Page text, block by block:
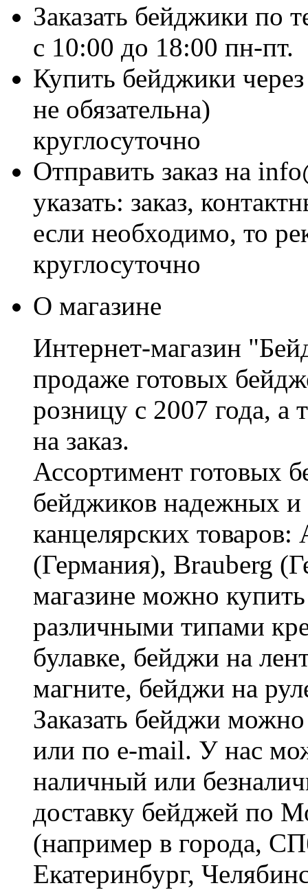
Заказать бейджики по
c 10:00 до 18:00 пн-пт.
Купить бейджики
не обязательна)
круглосуточно
Отправить заказ на
указать: заказ,
если необходимо, то
круглосуточно
О магазине
Интернет-магазин
продаже готовых
розницу с 2007 года, а
на заказ.
Ассортимент готовых
бейджиков надежных и
канцелярских
(Германия), Brauberg
магазине можно
различными типами
булавке, бейджи на
магните, бейджи на
Заказать бейджи
или по e-mail. У нас
наличный или
доставку бейджей по
(например в города,
Екатеринбург,